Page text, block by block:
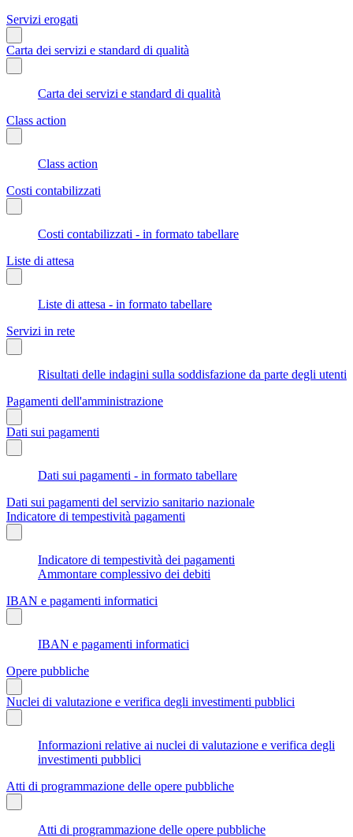
Servizi erogati
Carta dei servizi e standard di qualità
Carta dei servizi e standard di qualità
Class action
Class action
Costi contabilizzati
Costi contabilizzati - in formato tabellare
Liste di attesa
Liste di attesa - in formato tabellare
Servizi in rete
Risultati delle indagini sulla soddisfazione da parte degli utenti
Pagamenti dell'amministrazione
Dati sui pagamenti
Dati sui pagamenti - in formato tabellare
Dati sui pagamenti del servizio sanitario nazionale
Indicatore di tempestività pagamenti
Indicatore di tempestività dei pagamenti
Ammontare complessivo dei debiti
IBAN e pagamenti informatici
IBAN e pagamenti informatici
Opere pubbliche
Nuclei di valutazione e verifica degli investimenti pubblici
Informazioni relative ai nuclei di valutazione e verifica degli
investimenti pubblici
Atti di programmazione delle opere pubbliche
Atti di programmazione delle opere pubbliche